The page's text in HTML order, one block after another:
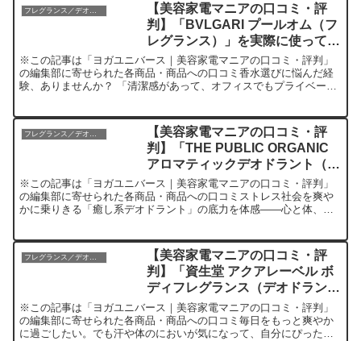
【美容家電マニアの口コミ・評
判】「BVLGARI プールオム（フ
レグランス）」を実際に使ってみ
た正直感想
※この記事は「ヨガユニバース｜美容家電マニアの口コミ・評判」
の編集部に寄せられた各商品・商品への口コミ香水選びに悩んだ経
験、ありませんか？ 「清潔感があって、オフィスでもプライベート
【美容家電マニアの口コミ・評
判】「THE PUBLIC ORGANIC
アロマティックデオドラント（デ
オドラント）」を実際に使ってみ
た正直感想
※この記事は「ヨガユニバース｜美容家電マニアの口コミ・評判」
の編集部に寄せられた各商品・商品への口コミストレス社会を爽や
かに乗りきる「癒し系デオドラント」の底力を体感——心と体、ど
フレグランス／デオドラントのレビュー
【美容家電マニアの口コミ・評
判】「資生堂 アクアレーベル ボ
ディフレグランス（デオドラン
ト）」を実際に使ってみた正直感
想
※この記事は「ヨガユニバース｜美容家電マニアの口コミ・評判」
の編集部に寄せられた各商品・商品への口コミ毎日をもっと爽やか
に過ごしたい。でも汗や体のにおいが気になって、自分にぴったり